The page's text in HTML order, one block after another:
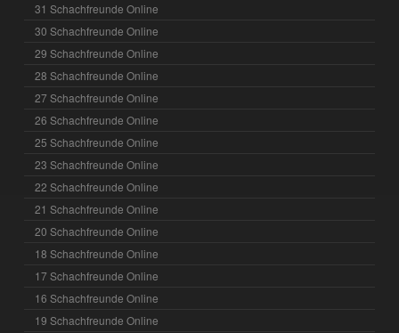
31 Schachfreunde Online
30 Schachfreunde Online
29 Schachfreunde Online
28 Schachfreunde Online
27 Schachfreunde Online
26 Schachfreunde Online
25 Schachfreunde Online
23 Schachfreunde Online
22 Schachfreunde Online
21 Schachfreunde Online
20 Schachfreunde Online
18 Schachfreunde Online
17 Schachfreunde Online
16 Schachfreunde Online
19 Schachfreunde Online